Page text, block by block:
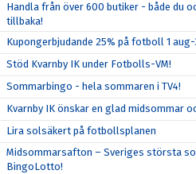
Handla från över 600 butiker - både du
tillbaka!
Kupongerbjudande 25% på fotboll 1
Stöd Kvarnby IK under Fotbolls-VM!
Sommarbingo - hela sommaren i TV4!
Kvarnby IK önskar en glad midsommar
Lira solsäkert på fotbollsplanen
Midsommarsafton – Sveriges största
BingoLotto!